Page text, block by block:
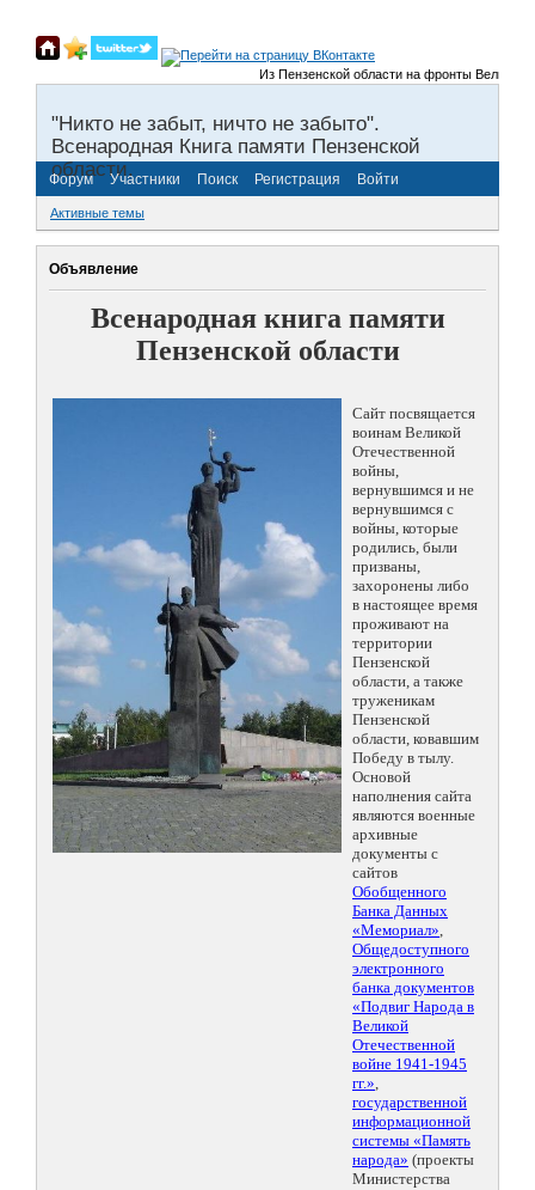
Из Пензенской области на фронты Великой
"Никто не забыт, ничто не забыто".
Всенародная Книга памяти Пензенской
области.
Форум Участники Поиск Регистрация Войти
Активные темы
Объявление
Всенародная книга памяти
Пензенской области
Сайт посвящается
воинам Великой
Отечественной
войны,
вернувшимся и не
вернувшимся с
войны, которые
родились, были
призваны,
захоронены либо
в настоящее время
проживают на
территории
Пензенской
области, а также
труженикам
Пензенской
области, ковавшим
Победу в тылу.
Основой
наполнения сайта
являются военные
архивные
документы с
сайтов
Обобщенного
Банка Данных
«Мемориал»,
Общедоступного
электронного
банка документов
«Подвиг Народа в
Великой
Отечественной
войне 1941-1945
гг.»,
государственной
информационной
системы «Память
народа» (проекты
Министерства